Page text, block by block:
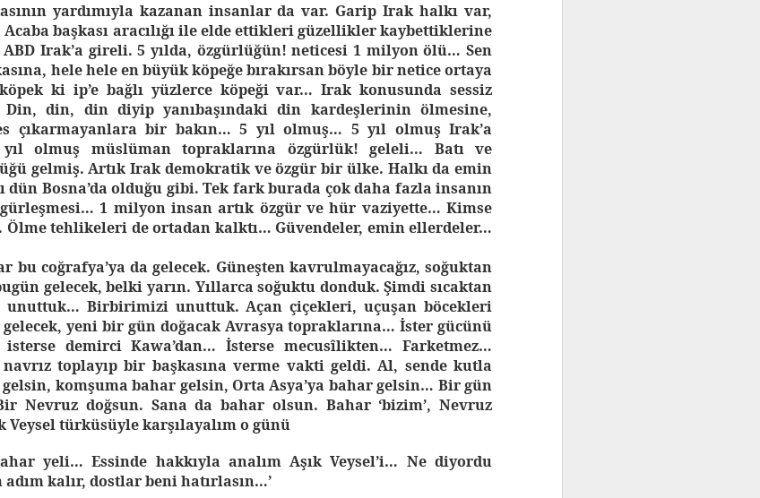
yardımıyla kazanan insanlar da var. Garip Irak halkı var,
başkası aracılığı ile elde ettikleri güzellikler kaybettiklerine
Irak’a gireli. 5 yılda, özgürlüğün! neticesi 1 milyon ölü… Sen
hele hele en büyük köpeğe bırakırsan böyle bir netice ortaya
ki ip’e bağlı yüzlerce köpeği var… Irak konusunda sessiz
din, din diyip yanıbaşındaki din kardeşlerinin ölmesine,
çıkarmayanlara bir bakın… 5 yıl olmuş… 5 yıl olmuş Irak’a
olmuş müslüman topraklarına özgürlük! geleli… Batı ve
gelmiş. Artık Irak demokratik ve özgür bir ülke. Halkı da emin
dün Bosna’da olduğu gibi. Tek fark burada çok daha fazla insanın
1 milyon insan artık özgür ve hür vaziyette… Kimse
tehlikeleri de ortadan kalktı… Güvendeler, emin ellerdeler…
coğrafya’ya da gelecek. Güneşten kavrulmayacağız, soğuktan
gelecek, belki yarın. Yıllarca soğuktu donduk. Şimdi sıcaktan
unuttuk… Birbirimizi unuttuk. Açan çiçekleri, uçuşan böcekleri
yeni bir gün doğacak Avrasya topraklarına… İster gücünü
isterse demirci Kawa’dan… İsterse mecusîlikten… Farketmez…
toplayıp bir başkasına verme vakti geldi. Al, sende kutla
komşuma bahar gelsin, Orta Asya’ya bahar gelsin… Bir gün
Nevruz doğsun. Sana da bahar olsun. Bahar ‘bizim’, Nevruz
Veysel türküsüyle karşılayalım o günü
yeli… Essinde hakkıyla analım Aşık Veysel’i… Ne diyordu
kalır, dostlar beni hatırlasın…’